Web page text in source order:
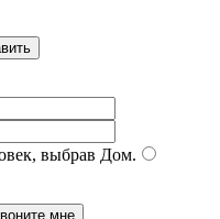
выбрав Дом.